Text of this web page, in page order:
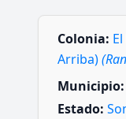
Colonia:
Arriba)
Municipio:
Estado: